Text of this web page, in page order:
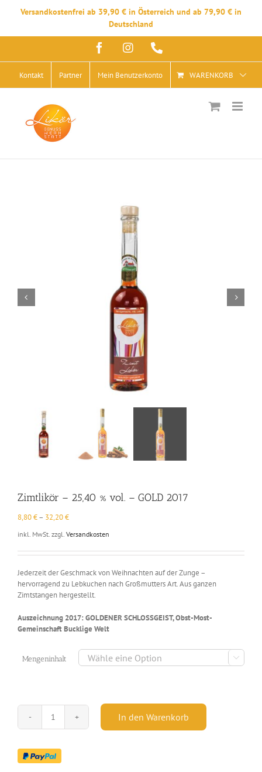
Versandkostenfrei ab 39,90 € in Österreich und ab 79,90 € in
Deutschland
springen
FacebookInstagram
Kontakt Partner Mein Benutzerkonto WARENKORB
Zimtlikör – 25,40 % vol. – GOLD 2017
8,80€– 32,20€
inkl. MwSt. zzgl. Versandkosten
Jederzeit der Geschmack von Weihnachten auf der Zunge –
hervorragend zu Lebkuchen nach Großmutters Art. Aus ganzen
Zimtstangen hergestellt.
Auszeichnung 2017: GOLDENER SCHLOSSGEIST, Obst-Most-
Gemeinschaft Bucklige Welt
Mengeninhalt 
Zimtlikör
%
vol.
In den Warenkorb